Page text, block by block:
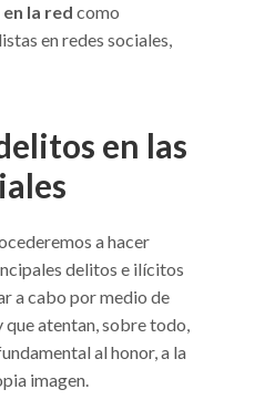
la red como
en redes sociales,
en las
a hacer
delitos e ilícitos
a cabo por medio de
que atentan, sobre todo,
al honor, a la
imagen.